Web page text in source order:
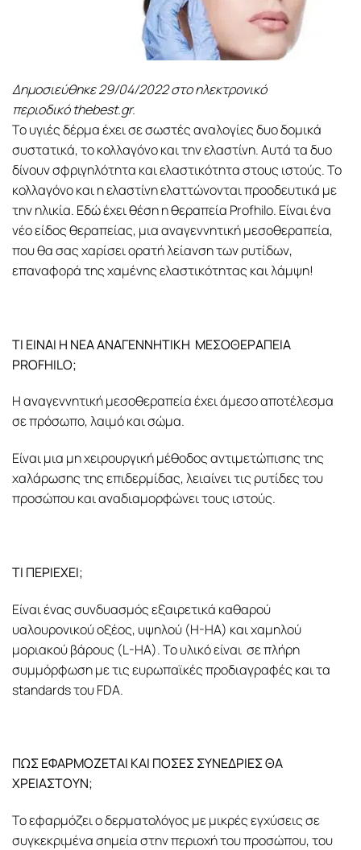
Δημοσιεύθηκε 29/04/2022 στο ηλεκτρονικό
περιοδικό thebest.gr.
Το υγιές δέρμα έχει σε σωστές αναλογίες δυο δομικά
συστατικά, το κολλαγόνο και την ελαστίνη. Αυτά τα δυο
δίνουν σφριγηλότητα και ελαστικότητα στους ιστούς. Το
κολλαγόνο και η ελαστίνη ελαττώνονται προοδευτικά με
την ηλικία. Εδώ έχει θέση η θεραπεία Profhilo. Είναι ένα
νέο είδος θεραπείας, μια αναγεννητική μεσοθεραπεία,
που θα σας χαρίσει ορατή λείανση των ρυτίδων,
επαναφορά της χαμένης ελαστικότητας και λάμψη!
ΤΙ ΕΙΝΑΙ Η ΝΕΑ ΑΝΑΓΕΝΝΗΤΙΚΗ ΜΕΣΟΘΕΡΑΠΕΙΑ
PROFHILO;
Η αναγεννητική μεσοθεραπεία έχει άμεσο αποτέλεσμα
σε πρόσωπο, λαιμό και σώμα.
Είναι μια μη χειρουργική μέθοδος αντιμετώπισης της
χαλάρωσης της επιδερμίδας, λειαίνει τις ρυτίδες του
προσώπου και αναδιαμορφώνει τους ιστούς.
ΤΙ ΠΕΡΙΕΧΕΙ;
Είναι ένας συνδυασμός εξαιρετικά καθαρού
υαλουρονικού οξέος, υψηλού (H-HA) και χαμηλού
μοριακού βάρους (L-HA). Το υλικό είναι σε πλήρη
συμμόρφωση με τις ευρωπαϊκές προδιαγραφές και τα
standards του FDA.
ΠΩΣ ΕΦΑΡΜΟΖΕΤΑΙ ΚΑΙ ΠΟΣΕΣ ΣΥΝΕΔΡΙΕΣ ΘΑ
ΧΡΕΙΑΣΤΟΥΝ;
Το εφαρμόζει ο δερματολόγος με μικρές εγχύσεις σε
συγκεκριμένα σημεία στην περιοχή του προσώπου, του